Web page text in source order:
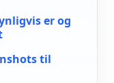
er og
til